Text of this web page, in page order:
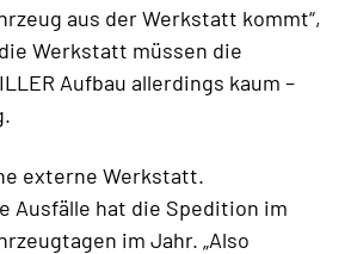
aus der Werkstatt kommt“,
Werkstatt müssen die
Aufbau allerdings kaum –
externe Werkstatt.
Ausfälle hat die Spedition im
im Jahr. „Also